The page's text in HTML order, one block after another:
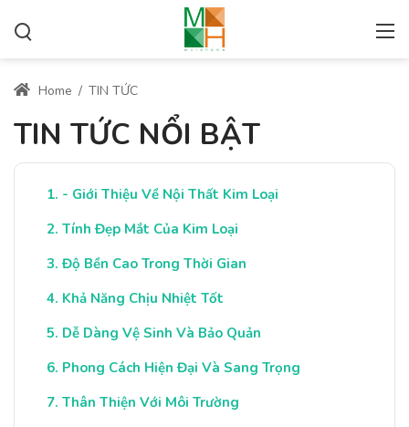
Home / TIN TỨC
TIN TỨC NỔI BẬT
- Giới Thiệu Về Nội Thất Kim Loại
Tính Đẹp Mắt Của Kim Loại
Độ Bền Cao Trong Thời Gian
Khả Năng Chịu Nhiệt Tốt
Dễ Dàng Vệ Sinh Và Bảo Quản
Phong Cách Hiện Đại Và Sang Trọng
Thân Thiện Với Môi Trường